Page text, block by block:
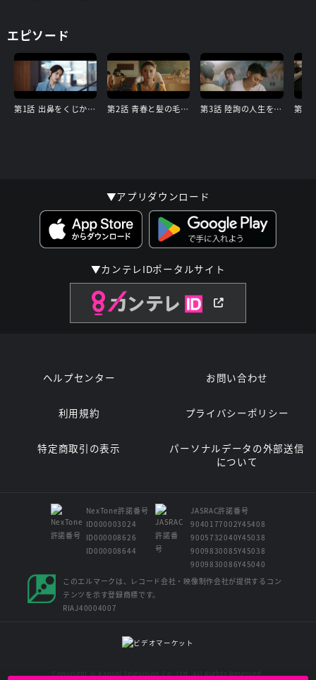
エピソード
第1話 出鼻をくじかれ どん底へ 第2話 青春と髪の毛の復活 第3話 陸詢の人生を奪い取るシナリオ
▼アプリダウンロード
▼カンテレIDポータルサイト
ヘルプセンター お問い合わせ
利用規約 プライバシーポリシー
特定商取引の表示
パーソナルデータの外部送信
について
NexTone許諾番号
ID000003024
ID000008626
ID000008644
JASRAC許諾番号
9040177002Y45408
9005732040Y45038
9009830085Y45038
9009830086Y45040
このエルマークは、レコード会社・映像制作会社が提供するコン
テンツを示す登録商標です。
RIAJ40004007
Copyright © Kansai Television Co. Ltd. All Rights Reserved.